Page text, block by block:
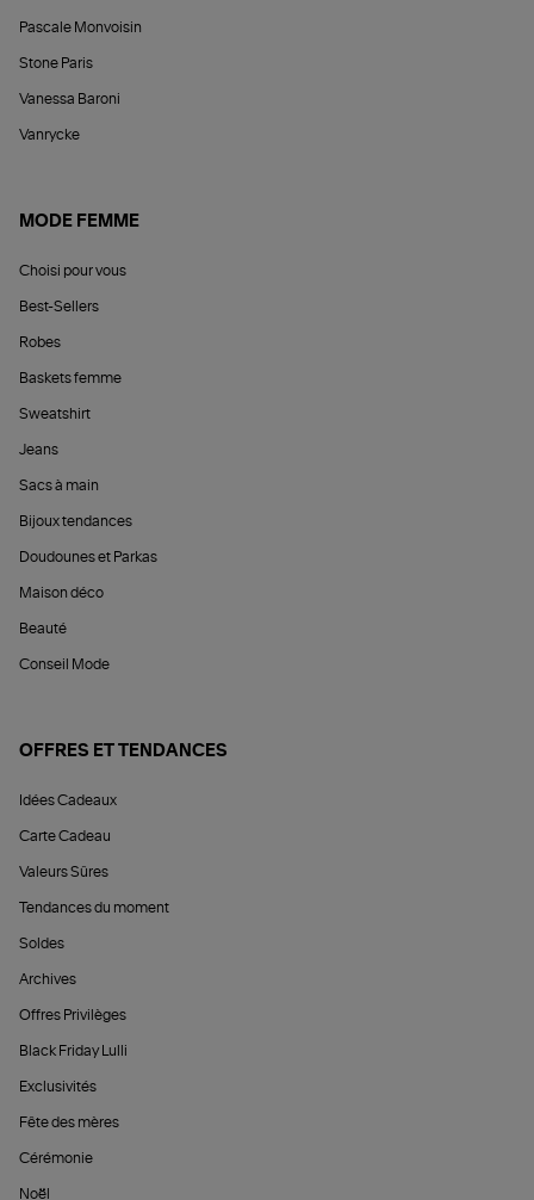
Pascale Monvoisin
Stone Paris
Vanessa Baroni
Vanrycke
MODE FEMME
Choisi pour vous
Best-Sellers
Robes
Baskets femme
Sweatshirt
Jeans
Sacs à main
Bijoux tendances
Doudounes et Parkas
Maison déco
Beauté
Conseil Mode
OFFRES ET TENDANCES
Idées Cadeaux
Carte Cadeau
Valeurs Sûres
Tendances du moment
Soldes
Archives
Offres Privilèges
Black Friday Lulli
Exclusivités
Fête des mères
Cérémonie
Noël